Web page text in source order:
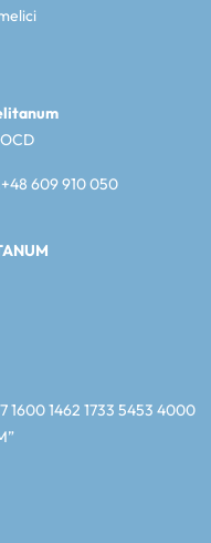
61,
609 910 050
1600 1462 1733 5453 4000